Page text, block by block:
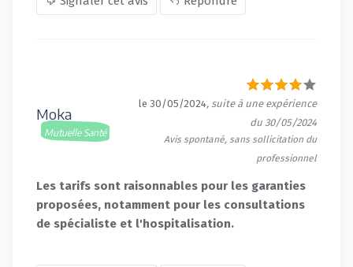
Moka
Mutuelle Santé
le 30/05/2024, suite à une expérience
du 30/05/2024
Avis spontané, sans sollicitation du
professionnel
Les tarifs sont raisonnables pour les garanties
proposées, notamment pour les consultations
de spécialiste et l'hospitalisation.